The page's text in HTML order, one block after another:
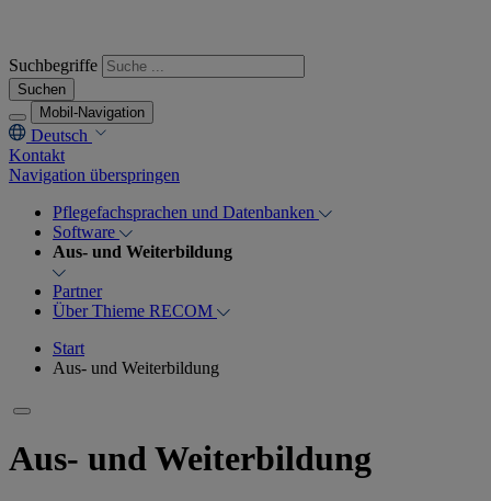
Suchbegriffe
Suchen
Mobil-Navigation
Deutsch
Kontakt
Navigation überspringen
Pflegefachsprachen und Datenbanken
Software
Aus- und Weiterbildung
Partner
Über Thieme RECOM
Start
Aus- und Weiterbildung
Aus- und Weiterbildung